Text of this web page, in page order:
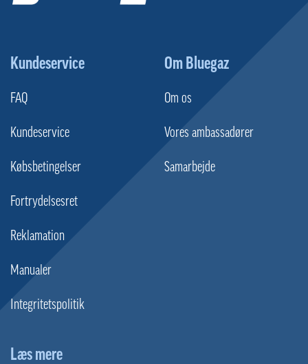
Kundeservice
FAQ
Kundeservice
Købsbetingelser
Fortrydelsesret
Reklamation
Manualer
Integritetspolitik
Om Bluegaz
Om os
Vores ambassadører
Samarbejde
Læs mere